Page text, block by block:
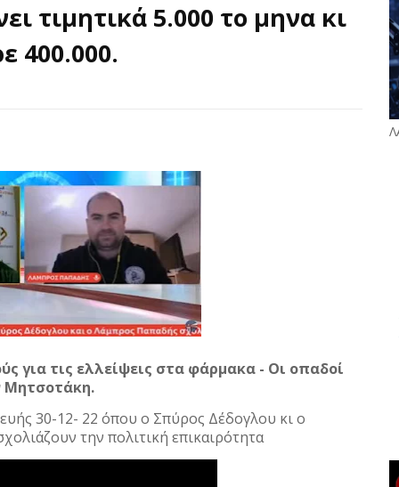
τιμητικά 5.000 το μηνα κι
400.000.
για τις ελλείψεις στα φάρμακα - Οι οπαδοί
Μητσοτάκη.
30-12- 22 όπου ο Σπύρος Δέδογλου κι ο
την πολιτική επικαιρότητα